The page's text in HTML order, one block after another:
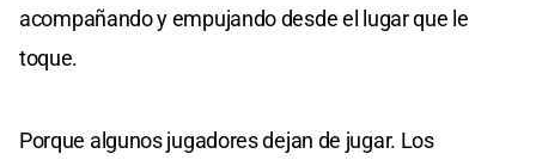
acompañando y empujando desde el lugar que le
toque.
Porque algunos jugadores dejan de jugar. Los